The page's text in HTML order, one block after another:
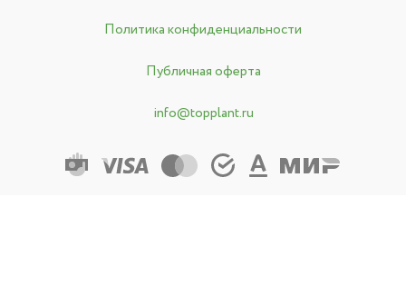
Политика конфиденциальности
Публичная оферта
info@topplant.ru